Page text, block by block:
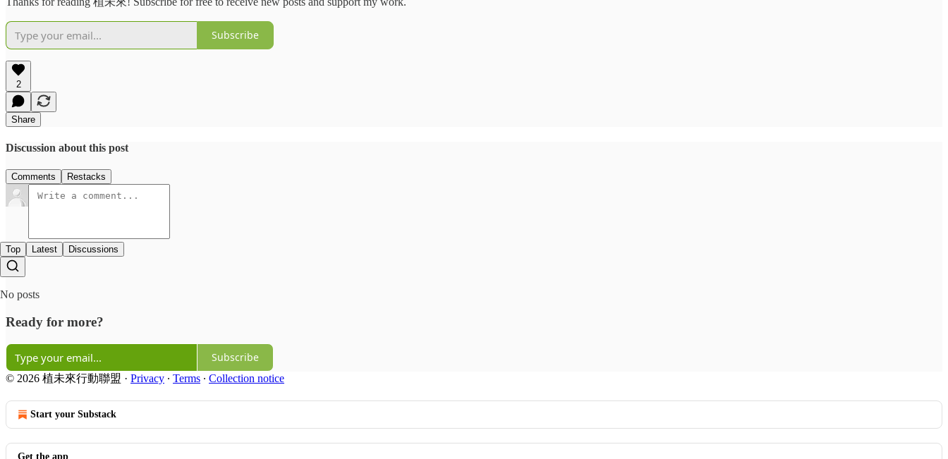
Subscribe
2
Share
Discussion about this post
Comments Restacks
Top Latest Discussions
No posts
Ready for more?
Subscribe
© 2026 植未來行動聯盟 · Privacy ∙ Terms ∙ Collection notice
Start your Substack
Get the app